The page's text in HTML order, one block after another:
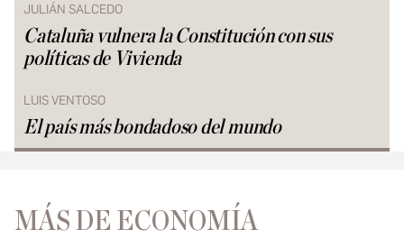
JULIÁN SALCEDO
Cataluña vulnera la Constitución con sus
políticas de Vivienda
LUIS VENTOSO
El país más bondadoso del mundo
MÁS DE ECONOMÍA